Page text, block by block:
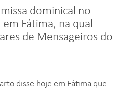
dominical no
Fátima, na qual
de Mensageiros do
disse hoje em Fátima que